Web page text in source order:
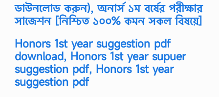
কি
যো
গ্য
তা
ডাউনলোড করুন), অনার্স ১ম বর্ষের পরীক্ষার
সাজেশন [নিশ্চিত ১০০% কমন সকল বিষয়ে]
Honors 1st year suggestion pdf
download, Honors 1st year supuer
suggestion pdf, Honors 1st year
suggestion pdf